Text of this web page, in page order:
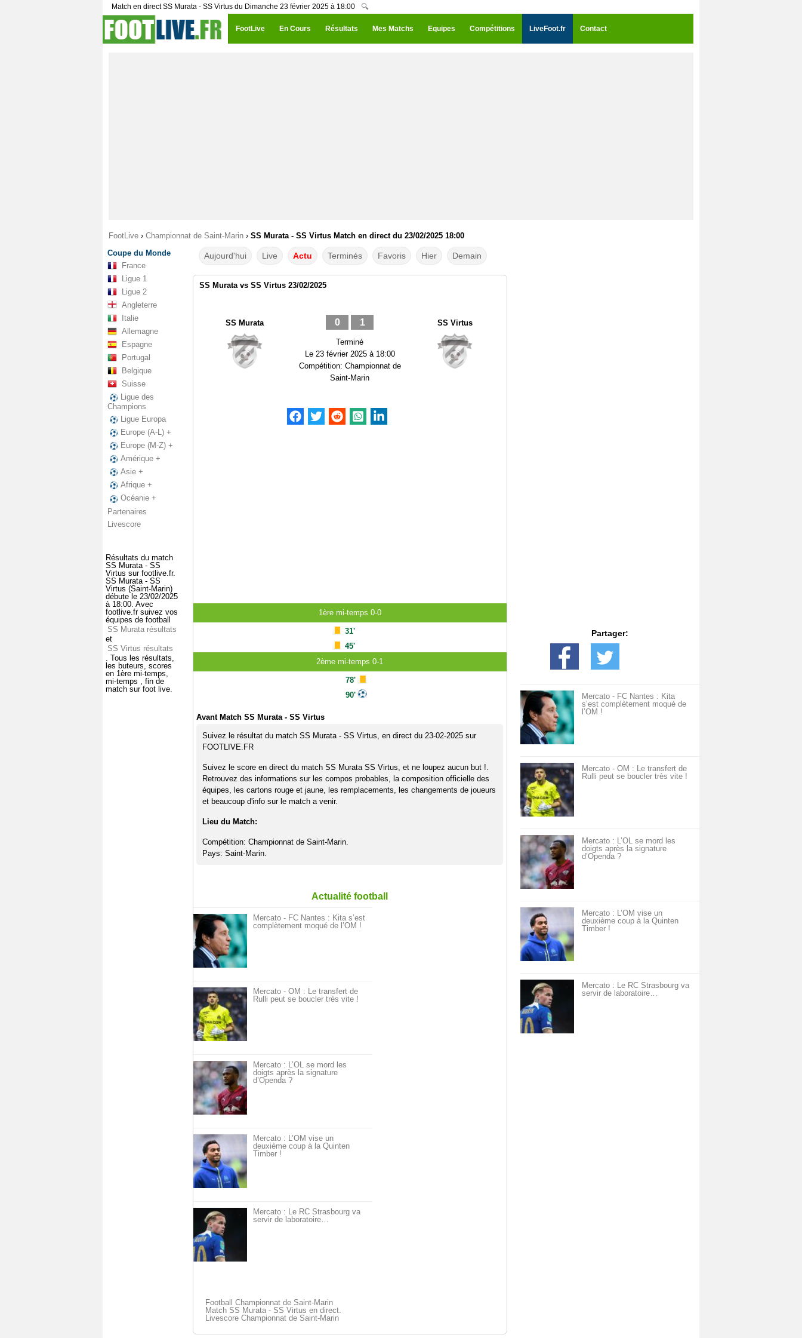
Match en direct SS Murata - SS Virtus du Dimanche 23 février 2025 à 18:00 🔍
FootLive En Cours Résultats Mes Matchs Equipes Compétitions LiveFoot.fr Contact
FootLive › Championnat de Saint-Marin › SS Murata - SS Virtus Match en direct du 23/02/2025 18:00
Coupe du Monde
France
Ligue 1
Ligue 2
Angleterre
Italie
Allemagne
Espagne
Portugal
Belgique
Suisse
Ligue des
Champions
Ligue Europa
Europe (A-L) +
Europe (M-Z) +
Amérique +
Asie +
Afrique +
Océanie +
Partenaires
Livescore
Résultats du match
SS Murata - SS
Virtus sur footlive.fr.
SS Murata - SS
Virtus (Saint-Marin)
débute le 23/02/2025
à 18:00. Avec
footlive.fr suivez vos
équipes de football
SS Murata résultats
et
SS Virtus résultats
. Tous les résultats,
les buteurs, scores
en 1ère mi-temps,
mi-temps , fin de
match sur foot live.
Aujourd'hui Live Actu Terminés Favoris Hier Demain
SS Murata vs SS Virtus 23/02/2025
SS Murata 0 1
Terminé
Le 23 février 2025 à 18:00
Compétition: Championnat de
Saint-Marin
SS Virtus
1ère mi-temps 0-0
31'
45'
2ème mi-temps 0-1
78'
90'
Avant Match SS Murata - SS Virtus
Suivez le résultat du match SS Murata - SS Virtus, en direct du 23-02-2025 sur
FOOTLIVE.FR
Suivez le score en direct du match SS Murata SS Virtus, et ne loupez aucun but !.
Retrouvez des informations sur les compos probables, la composition officielle des
équipes, les cartons rouge et jaune, les remplacements, les changements de joueurs
et beaucoup d'info sur le match a venir.
Lieu du Match:
Compétition: Championnat de Saint-Marin.
Pays: Saint-Marin.
Actualité football
Mercato - FC Nantes : Kita s’est
complètement moqué de l’OM !
Mercato - OM : Le transfert de
Rulli peut se boucler très vite !
Mercato : L’OL se mord les
doigts après la signature
d’Openda ?
Mercato : L’OM vise un
deuxième coup à la Quinten
Timber !
Mercato : Le RC Strasbourg va
servir de laboratoire…
Football Championnat de Saint-Marin
Match SS Murata - SS Virtus en direct.
Livescore Championnat de Saint-Marin
Partager:
Mercato - FC Nantes : Kita
s’est complètement moqué de
l’OM !
Mercato - OM : Le transfert de
Rulli peut se boucler très vite !
Mercato : L’OL se mord les
doigts après la signature
d’Openda ?
Mercato : L’OM vise un
deuxième coup à la Quinten
Timber !
Mercato : Le RC Strasbourg va
servir de laboratoire…